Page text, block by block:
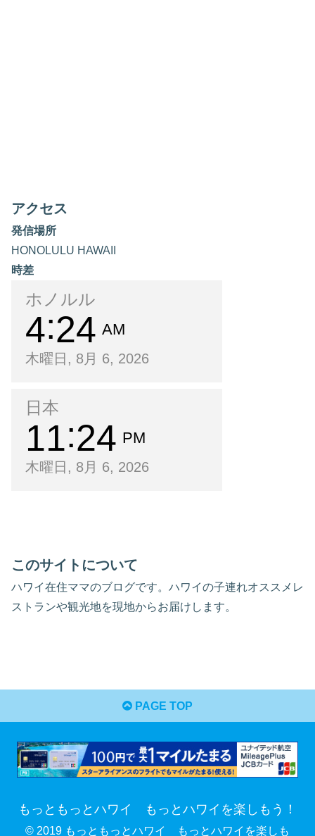
アクセス
発信場所
HONOLULU HAWAII
時差
ホノルル
4 24 AM
木曜日, 8月 6, 2026
日本
11 24 PM
木曜日, 8月 6, 2026
このサイトについて
ハワイ在住ママのブログです。ハワイの子連れオススメレ
ストランや観光地を現地からお届けします。
PAGE TOP
もっともっとハワイ もっとハワイを楽しもう！
© 2019 もっともっとハワイ もっとハワイを楽しも